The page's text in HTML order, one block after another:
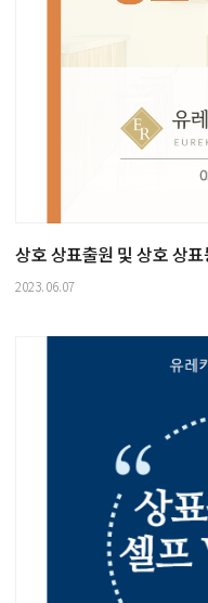
상호 상표출원 및 상호 상
2023.06.07